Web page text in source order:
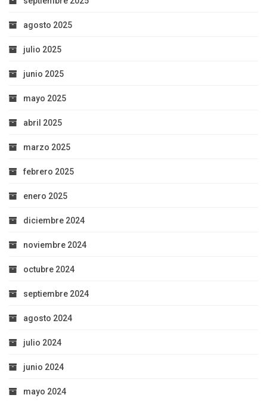
agosto 2025
julio 2025
junio 2025
mayo 2025
abril 2025
marzo 2025
febrero 2025
enero 2025
diciembre 2024
noviembre 2024
octubre 2024
septiembre 2024
agosto 2024
julio 2024
junio 2024
mayo 2024